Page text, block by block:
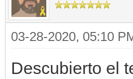
03-28-2020, 05:10
Descubierto el